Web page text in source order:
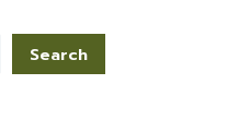
Search